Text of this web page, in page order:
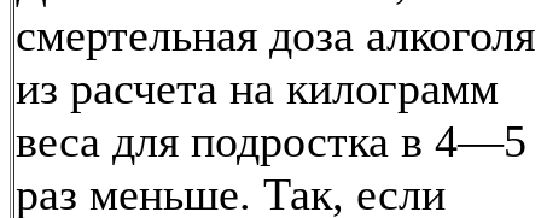
смертельная доза алкоголя
из расчета на килограмм
веса для подростка в 4—5
раз меньше. Так, если